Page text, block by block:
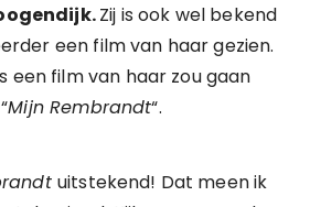
Zij is ook wel bekend
een film van haar gezien.
een film van haar zou gaan
Mijn Rembrandt“.
uitstekend! Dat meen ik